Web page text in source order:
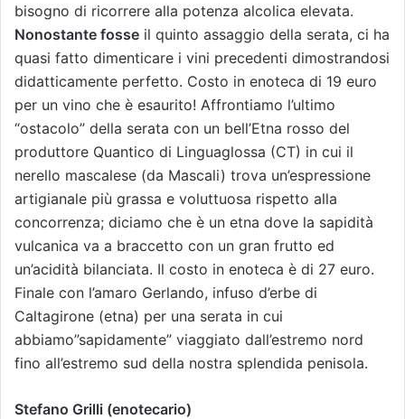
bisogno di ricorrere alla potenza alcolica elevata.
Nonostante fosse il quinto assaggio della serata, ci ha
quasi fatto dimenticare i vini precedenti dimostrandosi
didatticamente perfetto. Costo in enoteca di 19 euro
per un vino che è esaurito! Affrontiamo l’ultimo
“ostacolo” della serata con un bell’Etna rosso del
produttore Quantico di Linguaglossa (CT) in cui il
nerello mascalese (da Mascali) trova un’espressione
artigianale più grassa e voluttuosa rispetto alla
concorrenza; diciamo che è un etna dove la sapidità
vulcanica va a braccetto con un gran frutto ed
un’acidità bilanciata. Il costo in enoteca è di 27 euro.
Finale con l’amaro Gerlando, infuso d’erbe di
Caltagirone (etna) per una serata in cui
abbiamo”sapidamente” viaggiato dall’estremo nord
fino all’estremo sud della nostra splendida penisola.
Stefano Grilli (enotecario)